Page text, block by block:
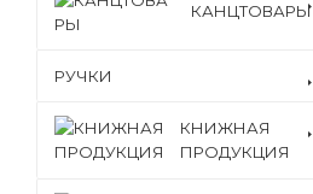
КАНЦТОВАРЫ
РУЧКИ
КНИЖНАЯ
ПРОДУКЦИЯ